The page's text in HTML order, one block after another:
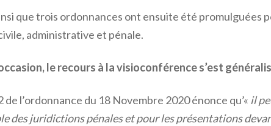
que trois ordonnances ont ensuite été
administrative et pénale.
le recours à la visioconférence s’est
de l’ordonnance du 18 Novembre 2020 énonce qu’« il
des juridictions pénales et pour les présentations